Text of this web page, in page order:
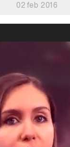
02 feb 2016